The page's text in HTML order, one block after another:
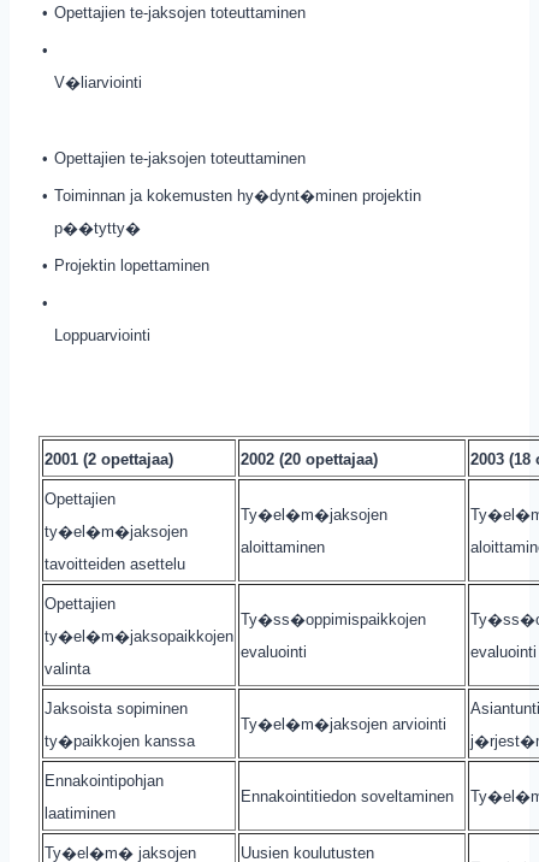
• Opettajien te-jaksojen toteuttaminen
•
V�liarviointi
• Opettajien te-jaksojen toteuttaminen
• Toiminnan ja kokemusten hy�dynt�minen projektin
p��tytty�
• Projektin lopettaminen
•
Loppuarviointi
2001 (2 opettajaa) 2002 (20 opettajaa) 2003 (18
Opettajien
ty�el�m�jaksojen
tavoitteiden asettelu
Ty�el�m�jaksojen
aloittaminen
Opettajien
ty�el�m�jaksopaikkojen
valinta
Ty�ss�oppimispaikkojen
evaluointi
evaluointi
Jaksoista sopiminen
ty�paikkojen kanssa
Ty�el�m�jaksojen arviointi
Ennakointipohjan
laatiminen
Ennakointitiedon soveltaminen
Ty�el�m� jaksojen
Uusien koulutusten